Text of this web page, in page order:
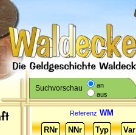
Suchvorschau
an
aus
Referenz WM
RNr
NNr Typ Var